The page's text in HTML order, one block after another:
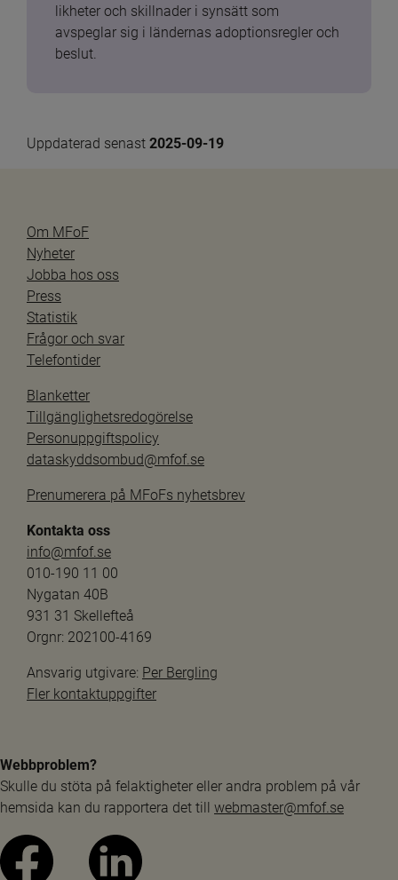
likheter och skillnader i synsätt som
avspeglar sig i ländernas adoptionsregler och
beslut.
Uppdaterad senast 2025-09-19
Om MFoF
Nyheter
Jobba hos oss
Press
Statistik
Frågor och svar
Telefontider
Blanketter
Tillgänglighetsredogörelse
Personuppgiftspolicy
dataskyddsombud@mfof.se
Prenumerera på MFoFs nyhetsbrev
Kontakta oss
info@mfof.se
010-190 11 00
Nygatan 40B
931 31 Skellefteå
Orgnr: 202100-4169
Ansvarig utgivare: Per Bergling
Fler kontaktuppgifter
Webbproblem?
Skulle du stöta på felaktigheter eller andra problem på vår
hemsida kan du rapportera det till webmaster@mfof.se